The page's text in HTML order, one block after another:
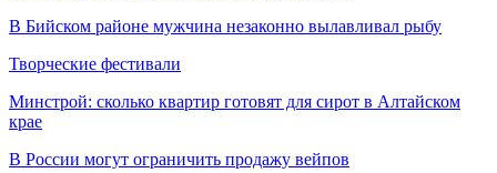
В Бийском районе мужчина незаконно вылавливал рыбу
Творческие фестивали
Минстрой: сколько квартир готовят для сирот в Алтайском
крае
В России могут ограничить продажу вейпов